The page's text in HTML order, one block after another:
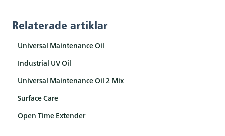
Relaterade artiklar
Universal Maintenance Oil
Industrial UV Oil
Universal Maintenance Oil 2 Mix
Surface Care
Open Time Extender